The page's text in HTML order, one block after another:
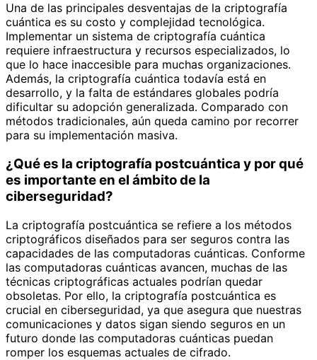
Una de las principales desventajas de la criptografía
cuántica es su costo y complejidad tecnológica.
Implementar un sistema de criptografía cuántica
requiere infraestructura y recursos especializados, lo
que lo hace inaccesible para muchas organizaciones.
Además, la criptografía cuántica todavía está en
desarrollo, y la falta de estándares globales podría
dificultar su adopción generalizada. Comparado con
métodos tradicionales, aún queda camino por recorrer
para su implementación masiva.
¿Qué es la criptografía postcuántica y por qué
es importante en el ámbito de la
ciberseguridad?
La criptografía postcuántica se refiere a los métodos
criptográficos diseñados para ser seguros contra las
capacidades de las computadoras cuánticas. Conforme
las computadoras cuánticas avancen, muchas de las
técnicas criptográficas actuales podrían quedar
obsoletas. Por ello, la criptografía postcuántica es
crucial en ciberseguridad, ya que asegura que nuestras
comunicaciones y datos sigan siendo seguros en un
futuro donde las computadoras cuánticas puedan
romper los esquemas actuales de cifrado.